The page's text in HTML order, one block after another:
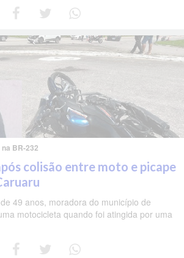
BR-232
colisão entre moto e picape
49 anos, moradora do município de
motocicleta quando foi atingida por uma